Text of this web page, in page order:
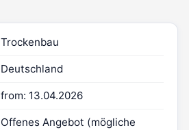
Trockenbau
Deutschland
from: 13.04.2026
Offenes Angebot (mögliche